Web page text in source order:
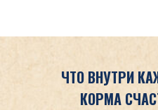
ЧТО ВНУТРИ
КОРМА